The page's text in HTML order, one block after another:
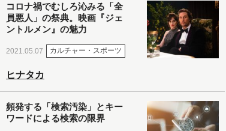
コロナ禍でむしろ沁みる「全
員悪人」の祭典。映画『ジェ
ントルメン』の魅力
2021.05.07 カルチャー・スポーツ
ヒナタカ
頻発する「検索汚染」とキー
ワードによる検索の限界